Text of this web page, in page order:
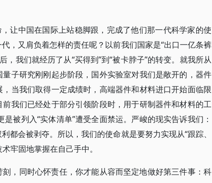
让中国在国际上站稳脚跟，完成了他们那一代科学家的使
，又肩负着怎样的责任呢？以前我们国家是“出口一亿条裤
，我们就经历了从“买得到”到“被卡脖子”的转变。就我所从
子研究刚刚起步阶段，国外实验室对我们是敞开的，器件
当我们取得一定成绩时，高端器件和材料进口开始面临限
我们已经处于部分引领阶段时，用于研制器件和材料的工
被列入“实体清单”遭受全面禁运。严峻的现实告诉我们：
都会被剥夺。所以，我们的使命就是要努力实现从“跟踪、
牢固地掌握在自己手中。
，同时心怀责任，你才能从容而坚定地做好第三件事：科